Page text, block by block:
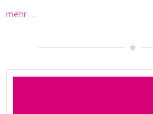
mehr …